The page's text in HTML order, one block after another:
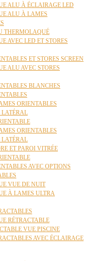
ALU À ÉCLAIRAGE LED
ALU À LAMES
THERMOLAQUÉ
AVEC LED ET STORES
ET STORES SCREEN
ALU AVEC STORES
BLANCHES
ORIENTABLES
LATÉRAL
ORIENTABLES
LATÉRAL
ET PAROI VITRÉE
AVEC OPTIONS
VUE DE NUIT
À LAMES ULTRA
RÉTRACTABLE
VUE PISCINE
AVEC ÉCLAIRAGE